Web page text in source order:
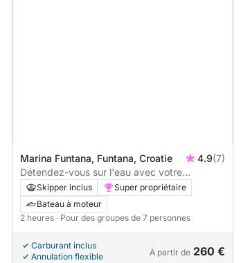
Marina Funtana, Funtana, Croatie 4.9(7)
Détendez-vous sur l'eau avec votre
équipage
Skipper inclus
Super propriétaire
Bateau à moteur
2 heures · Pour des groupes de 7 personnes
Carburant inclus
Annulation flexible
À partir de 260 €